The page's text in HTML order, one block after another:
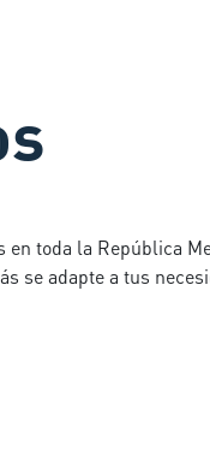
toda la República
se adapte a tus